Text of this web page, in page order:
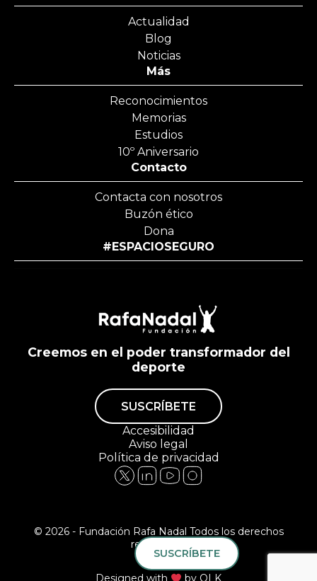
Actualidad
Blog
Noticias
Más
Reconocimientos
Memorias
Estudios
10º Aniversario
Contacto
Contacta con nosotros
Buzón ético
Dona
#ESPACIOSEGURO
Creemos en el poder transformador del
deporte
SUSCRÍBETE
Accesibilidad
Aviso legal
Política de privacidad
© 2026 - Fundación Rafa Nadal Todos los derechos
reservados.
SUSCRÍBETE